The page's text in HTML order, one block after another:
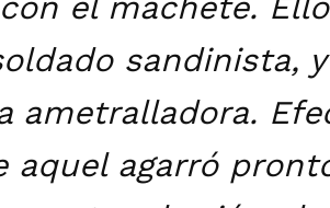
sandinista,
ametralladora.
aquel agarró